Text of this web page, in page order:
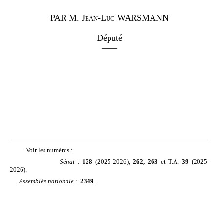
PAR M. Jean-Luc WARSMANN
Député
——
Voir les numéros :
Sénat: 128(2025-2026),262, 263 et T.A.39 (2025-
2026).
Assemblée nationale: 2349